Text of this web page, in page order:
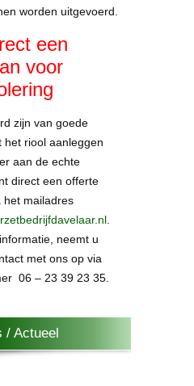
worden uitgevoerd.
een
voor
zijn van goede
het riool aanleggen
aan de echte
direct een offerte
het mailadres
.
neemt u
met ons op via
06 – 23 39 23 35.
/ Actueel